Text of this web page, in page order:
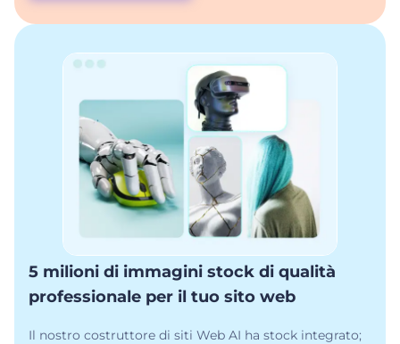
5 milioni di immagini stock di qualità
professionale per il tuo sito web
Il nostro costruttore di siti Web AI ha stock integrato;